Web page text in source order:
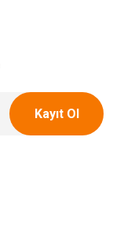
Kayıt Ol